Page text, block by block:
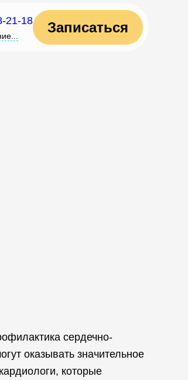
21-18 Записаться
сердечно-
оказывать значительное
которые